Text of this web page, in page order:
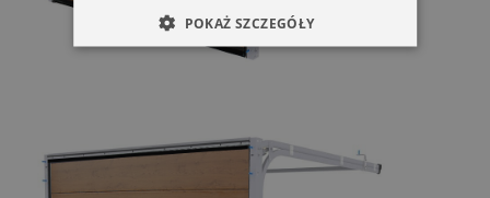
POKAŻ SZCZEGÓŁY